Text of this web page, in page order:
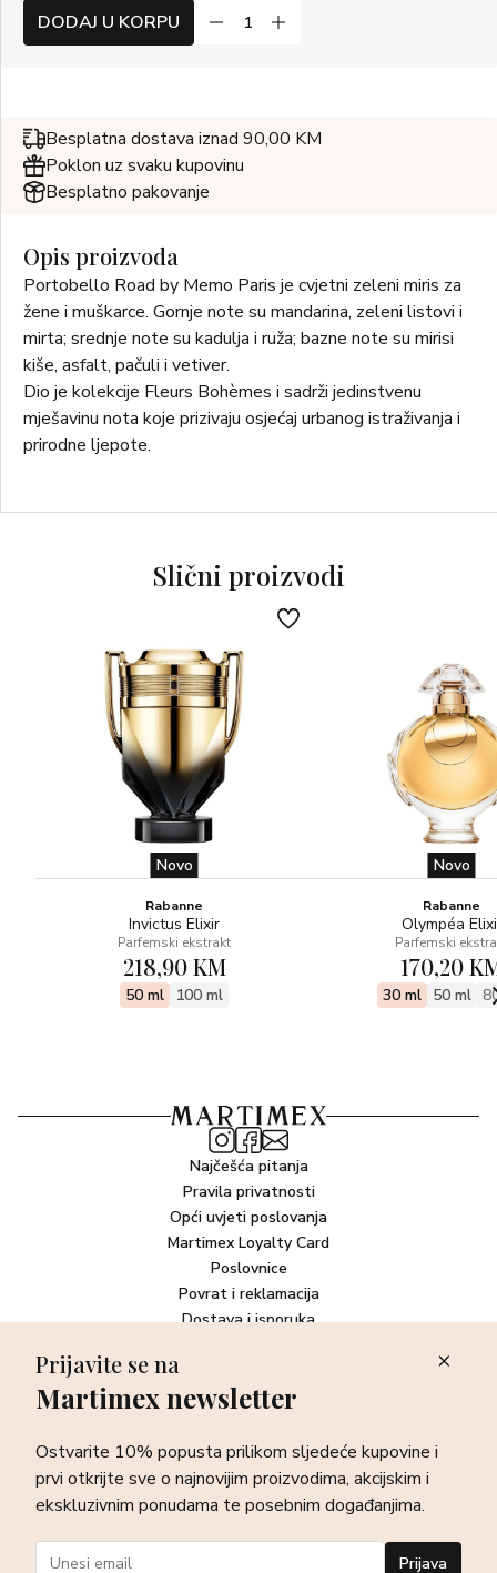
DODAJ U KORPU
Besplatna dostava iznad 90,00 KM
Poklon uz svaku kupovinu
Besplatno pakovanje
Opis proizvoda
Portobello Road by Memo Paris je cvjetni zeleni miris za
žene i muškarce. Gornje note su mandarina, zeleni listovi i
mirta; srednje note su kadulja i ruža; bazne note su mirisi
kiše, asfalt, pačuli i vetiver.
Dio je kolekcije Fleurs Bohèmes i sadrži jedinstvenu
mješavinu nota koje prizivaju osjećaj urbanog istraživanja i
prirodne ljepote.
Slični proizvodi
Novo
Rabanne
Invictus Elixir
Parfemski ekstrakt
218,90 KM
50 ml 100 ml
Novo
Rabanne
Olympéa
Parfemski
170,20
30 ml 50 ml
Najčešća pitanja
Pravila privatnosti
Opći uvjeti poslovanja
Martimex Loyalty Card
Poslovnice
Povrat i reklamacija
Dostava i isporuka
Newsletter
sve o najnovijim proizvodima, akcijskim i ekskluzivnim
ponudama te posebnim događanjima.
Prijava
Prijavite se na
Martimex newsletter
Ostvarite 10% popusta prilikom sljedeće kupovine i
prvi otkrijte sve o najnovijim proizvodima, akcijskim i
ekskluzivnim ponudama te posebnim događanjima.
Prijava